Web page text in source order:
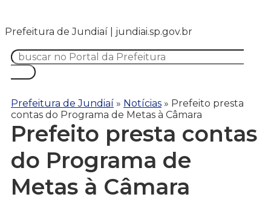
Prefeitura de Jundiaí | jundiai.sp.gov.br
Prefeitura de Jundiaí » Notícias » Prefeito presta
contas do Programa de Metas à Câmara
Prefeito presta contas
do Programa de
Metas à Câmara